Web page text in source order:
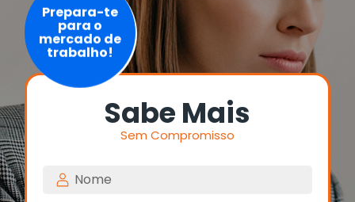
Prepara-te
para o
mercado de
trabalho!
Sabe Mais
Sem Compromisso